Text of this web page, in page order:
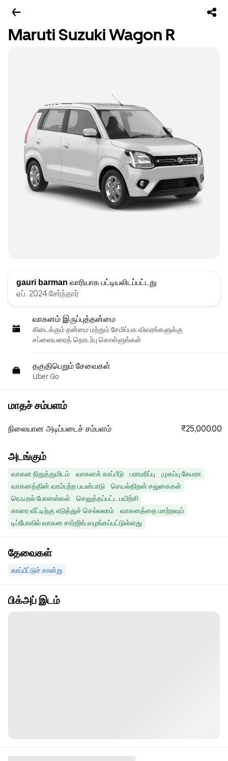
Maruti Suzuki Wagon R
gauri barman வாரியாக பட்டியலிடப்பட்டது
ஏப். 2024 சேர்ந்தார்
வாகனம் இருப்புத்தன்மை
கிடைக்கும் தன்மை மற்றும் சேமிப்பக விவரங்களுக்கு
சப்ளையரைத் தொடர்பு கொள்ளுங்கள்
தகுதிபெறும் சேவைகள்
Uber Go
மாதச் சம்பளம்
நிலையான அடிப்படைச் சம்பளம் ₹25,000.00
அடங்கும்
வாகன நிறுத்துமிடம் வாகனக் காப்பீடு பராமரிப்பு
முகப்பு கேமரா
வாகனத்தின் வரம்பற்ற பயன்பாடு
செயல்திறன் சலுகைகள்
ரெஃபரல் போனஸ்கள்
செலுத்தப்பட்ட பயிற்சி
காரை வீட்டிற்கு எடுத்துச் செல்லலாம்
வாகனத்தை மாற்றவும்
டிப்போவில் வாகன சார்ஜிங் வழங்கப்பட்டுள்ளது
தேவைகள்
காப்பீட்டுச் சான்று
பிக்அப் இடம்